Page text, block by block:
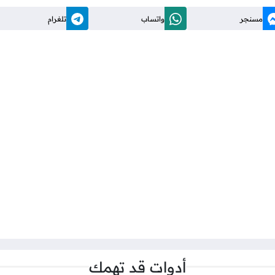
مسنجر واتساب تلغرام
أدوات قد تهمك